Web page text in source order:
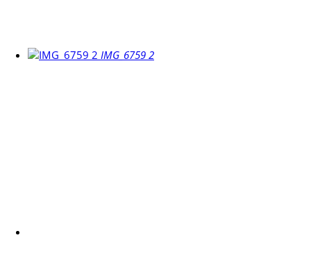
IMG_6759 2